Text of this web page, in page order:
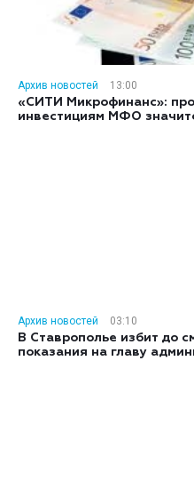
Архив новостей
13:00
«СИТИ Микрофинанс»:
инвестициям МФО
Архив новостей
03:10
В Ставрополье избит до
показания на главу